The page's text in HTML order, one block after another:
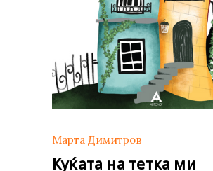
Марта Димитров
Куќата на тетка ми